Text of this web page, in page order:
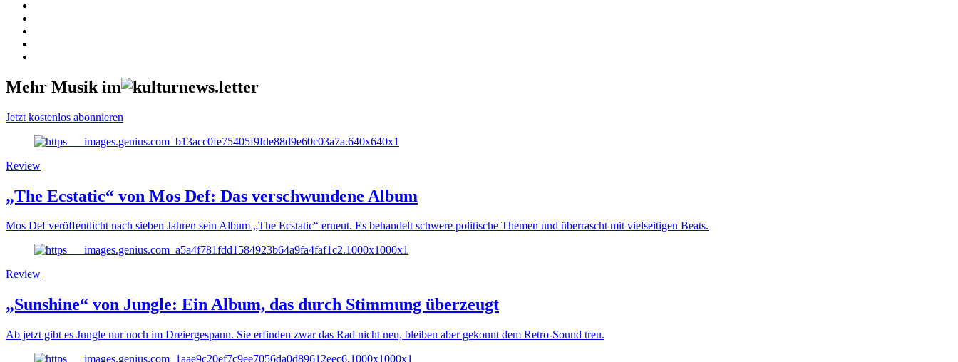
Mehr Musik im
Jetzt kostenlos abonnieren
Review
„The Ecstatic“ von Mos Def: Das verschwundene Album
Mos Def veröffentlicht nach sieben Jahren sein Album „The Ecstatic“ erneut. Es behandelt schwere politische Themen und überrascht mit vielseitigen Beats.
Review
„Sunshine“ von Jungle: Ein Album, das durch Stimmung überzeugt
Ab jetzt gibt es Jungle nur noch im Dreiergespann. Sie erfinden zwar das Rad nicht neu, bleiben aber gekonnt dem Retro-Sound treu.